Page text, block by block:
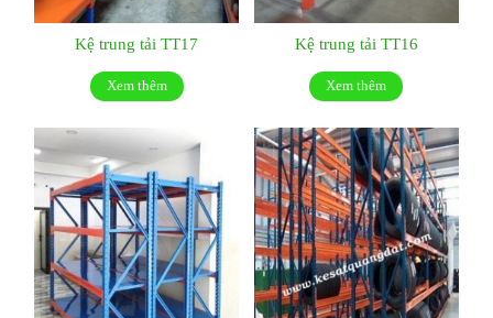
Kệ trung tải TT17
Xem thêm
Kệ trung tải TT16
Xem thêm